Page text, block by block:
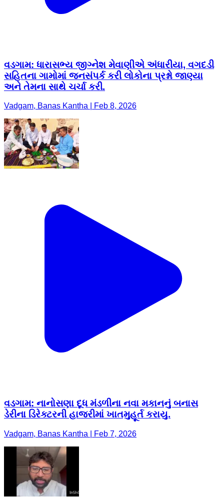
વડગામ: ધારાસભ્ય જીગ્નેશ મેવાણીએ અંધારીયા, વગદડી
સહિતના ગામોમાં જનસંપર્ક કરી લોકોના પ્રશ્નો જાણ્યા
અને તેમના સાથે ચર્ચા કરી.
Vadgam, Banas Kantha | Feb 8, 2026
વડગામ: નાનોસણા દૂધ મંડળીના નવા મકાનનું બનાસ
ડેરીના ડિરેક્ટરની હાજરીમાં ખાતમુહૂર્ત કરાયુ.
Vadgam, Banas Kantha | Feb 7, 2026